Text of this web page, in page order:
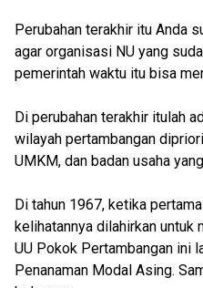
Perubahan terakhir itu Anda
agar organisasi NU yang
pemerintah waktu itu bisa
Di perubahan terakhir itulah
wilayah pertambangan
UMKM, dan badan usaha
Di tahun 1967, ketika
kelihatannya dilahirkan untuk
UU Pokok Pertambangan ini
Penanaman Modal Asing.